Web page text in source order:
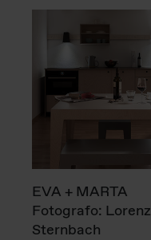
EVA + MARTA
Fotografo: Lorenz
Sternbach